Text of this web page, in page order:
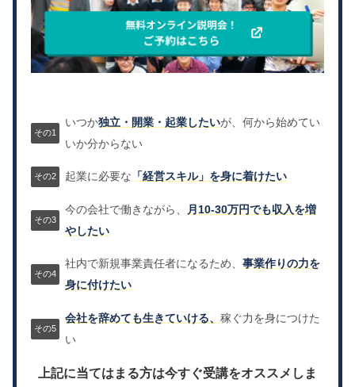
いつか独立・開業・起業したいが、何から始めてい
いか分からない
起業に必要な 「経営スキル」を身に着けたい
今の会社で働きながら、
月10-30万円でも収入を増
やしたい
社内で新規事業責任者になるため、事業作りの力を
身に付けたい
会社を辞めても生きていける、稼ぐ力を身につけた
い
上記に当てはまる方は今すぐ受講をオススメしま